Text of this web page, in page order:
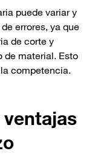
puede variar y
errores, ya que
de corte y
de material. Esto
competencia.